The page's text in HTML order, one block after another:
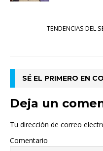
TENDENCIAS DEL
SÉ EL PRIMERO EN
Deja un
Tu dirección de correo
Comentario